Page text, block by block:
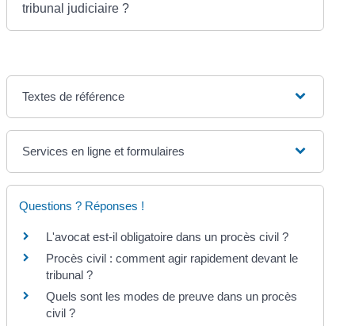
tribunal judiciaire ?
Textes de référence
Services en ligne et formulaires
Questions ? Réponses !
L'avocat est-il obligatoire dans un procès civil ?
Procès civil : comment agir rapidement devant le
tribunal ?
Quels sont les modes de preuve dans un procès
civil ?